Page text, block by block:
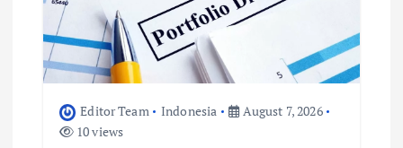
o
Editor Team Indonesia
August 7, 2026
10 views